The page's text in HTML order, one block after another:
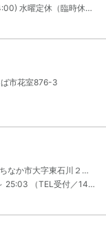
営業時間：(電話受付12:00－24:00) 水曜定休（臨時休業有）
市花室876-3
住所：〒312-0052 茨城県ひたちなか市大字東石川２４３３－６１
営業時間：［営業時間］ 9:59 ～ 25:03 （TEL受付／14：00～）